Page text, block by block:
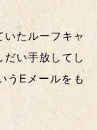
いたルーフキャ
だい手放してし
うEメールをも